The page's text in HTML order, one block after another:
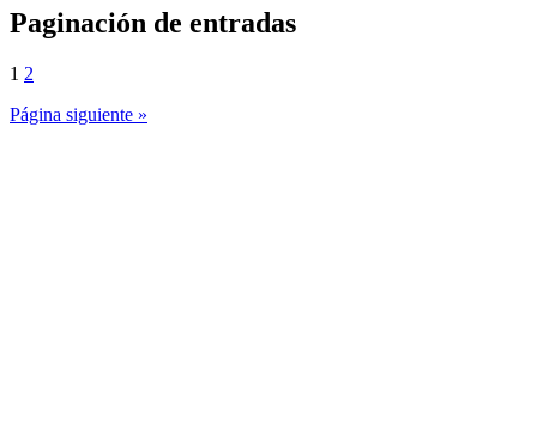
Paginación de entradas
1 2
Página siguiente »